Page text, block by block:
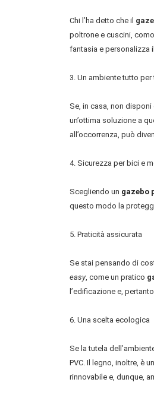
Chi l’ha detto che il
poltrone e cuscini,
fantasia e personalizza il
3. Un ambiente tutto per
Se, in casa, non
un’ottima soluzione a
all’occorrenza, può
4. Sicurezza per bici e
Scegliendo un gazebo
questo modo la
5. Praticità assicurata
Se stai pensando di
easy, come un pratico
l’edificazione e,
6. Una scelta ecologica
Se la tutela
PVC. Il legno, inoltre, è
rinnovabile e, dunque,